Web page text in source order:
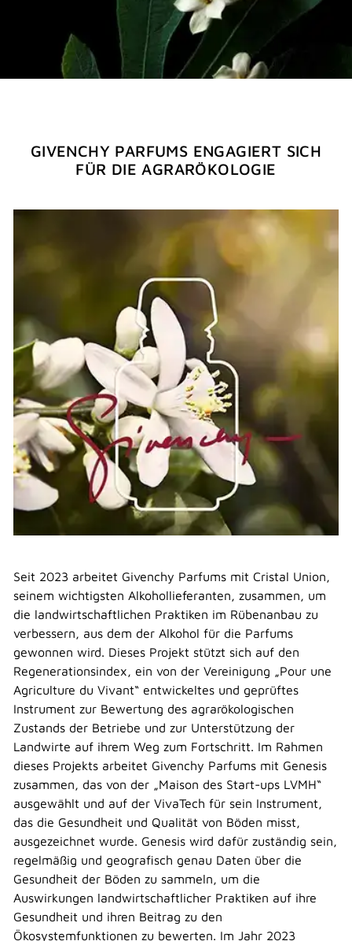
GIVENCHY PARFUMS ENGAGIERT SICH
FÜR DIE AGRARÖKOLOGIE
Seit 2023 arbeitet Givenchy Parfums mit Cristal Union,
seinem wichtigsten Alkohollieferanten, zusammen, um
die landwirtschaftlichen Praktiken im Rübenanbau zu
verbessern, aus dem der Alkohol für die Parfums
gewonnen wird. Dieses Projekt stützt sich auf den
Regenerationsindex, ein von der Vereinigung „Pour une
Agriculture du Vivant“ entwickeltes und geprüftes
Instrument zur Bewertung des agrarökologischen
Zustands der Betriebe und zur Unterstützung der
Landwirte auf ihrem Weg zum Fortschritt. Im Rahmen
dieses Projekts arbeitet Givenchy Parfums mit Genesis
zusammen, das von der „Maison des Start-ups LVMH“
ausgewählt und auf der VivaTech für sein Instrument,
das die Gesundheit und Qualität von Böden misst,
ausgezeichnet wurde. Genesis wird dafür zuständig sein,
regelmäßig und geografisch genau Daten über die
Gesundheit der Böden zu sammeln, um die
Auswirkungen landwirtschaftlicher Praktiken auf ihre
Gesundheit und ihren Beitrag zu den
Ökosystemfunktionen zu bewerten. Im Jahr 2023